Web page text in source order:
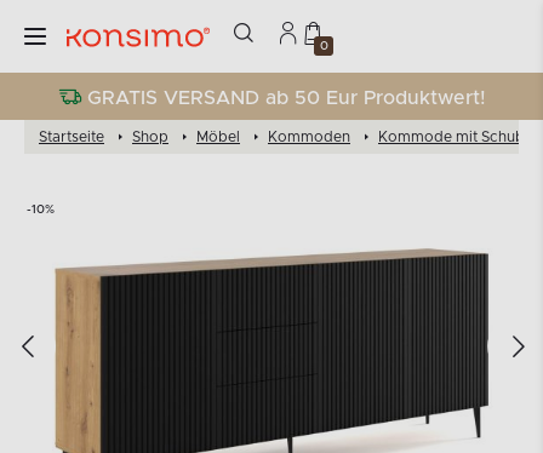
0
GRATIS VERSAND ab 50 Eur Produktwert!
Startseite Shop Möbel Kommoden Kommode mit
-10%